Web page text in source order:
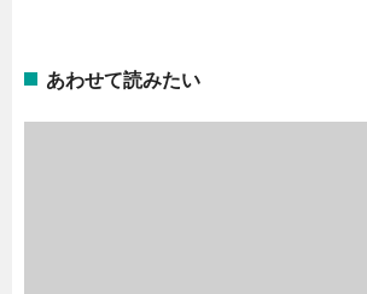
あわせて読みたい